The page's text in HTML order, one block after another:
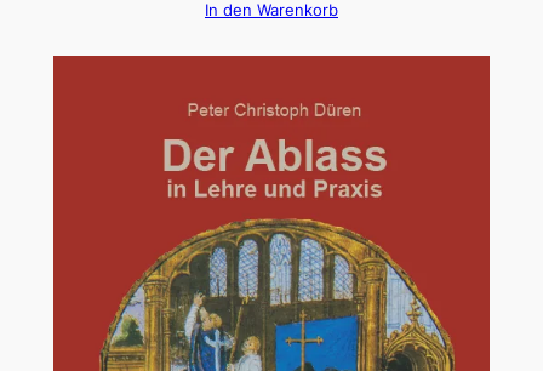
In den Warenkorb